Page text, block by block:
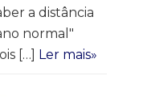
a distância
normal"
[…] Ler mais»